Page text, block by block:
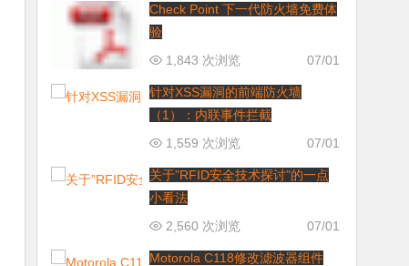
Check Point 下一代防火墙免费体
验
07/01
1,843 次浏览
针对XSS漏洞的前端防火墙
（1）：内联事件拦截
07/01
1,559 次浏览
关于”RFID安全技术探讨”的一点
小看法
07/01
2,560 次浏览
Motorola C118修改滤波器组件